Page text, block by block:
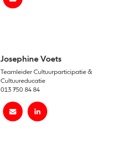
Josephine Voets
Teamleider Cultuurparticipatie &
Cultuureducatie
013 750 84 84